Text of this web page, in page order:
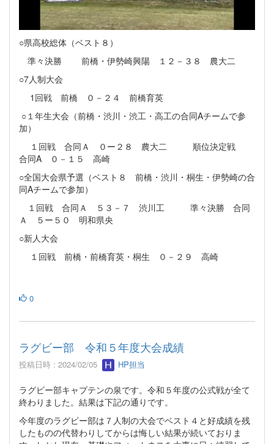
○県高校総体（ベスト８）
準々決勝 前橋・伊勢崎興陽 １２－３８ 農大二
○7人制大会
1回戦 前橋 ０－２４ 前橋育英
○１年生大会（前橋・渋川・渋工・高工の合同Aチームで参
加）
１回戦 合同Ａ ０ー２８ 農大二 順位決定戦
合同A ０－１５ 高崎
○全国大会県予選（ベスト８ 前橋・渋川・桐生・伊勢崎の合
同Aチームで参加）
１回戦 合同Ａ ５３－７ 渋川工 準々決勝 合同
Ａ ５ー５０ 明和県央
○新人大会
１回戦 前橋・前橋育英・桐生 ０－２９ 高崎
0
ラグビー部 令和５年度大会成績
投稿日時 : 2024/02/05 HP担当
ラグビー部キャプテンの泉です。令和５年度の公式戦が全て
終わりました。結果は下記の通りです。
今年度のラグビー部は７人制の大会でベスト４と好成績を残
したものの代替わりしてからは悔しい結果が続いておりま